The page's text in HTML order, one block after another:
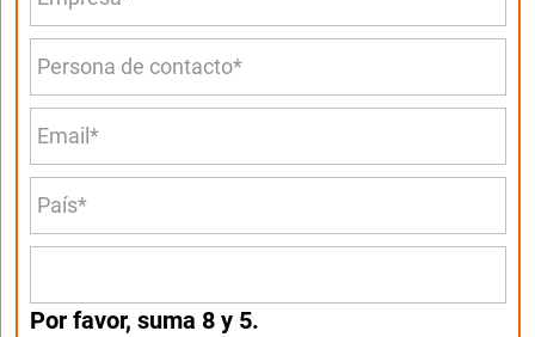
Por favor, suma 8 y 5.